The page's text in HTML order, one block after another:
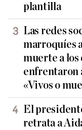
plantilla
Las redes
marroquíes
muerte a los
enfrentaron
«Vivos o
El
retrata a